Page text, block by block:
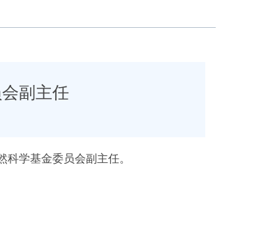
副主任
学基金委员会副主任。